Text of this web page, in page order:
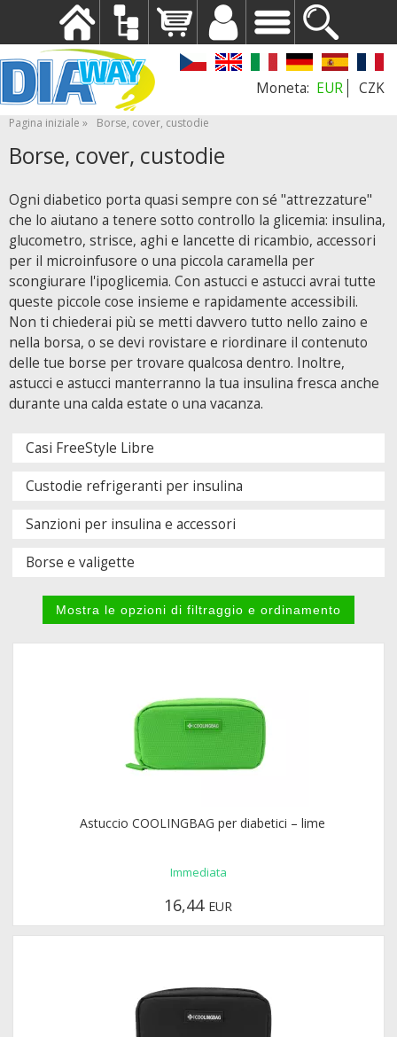
EUR CZK
Pagina iniziale Borse, cover, custodie
Borse, cover, custodie
Ogni diabetico porta quasi sempre con sé "attrezzature"
che lo aiutano a tenere sotto controllo la glicemia: insulina,
glucometro, strisce, aghi e lancette di ricambio, accessori
per il microinfusore o una piccola caramella per
scongiurare l'ipoglicemia. Con astucci e astucci avrai tutte
queste piccole cose insieme e rapidamente accessibili.
Non ti chiederai più se metti davvero tutto nello zaino e
nella borsa, o se devi rovistare e riordinare il contenuto
delle tue borse per trovare qualcosa dentro. Inoltre,
astucci e astucci manterranno la tua insulina fresca anche
durante una calda estate o una vacanza.
Casi FreeStyle Libre
Custodie refrigeranti per insulina
Sanzioni per insulina e accessori
Borse e valigette
Astuccio COOLINGBAG per diabetici – lime
Immediata
16,44 EUR